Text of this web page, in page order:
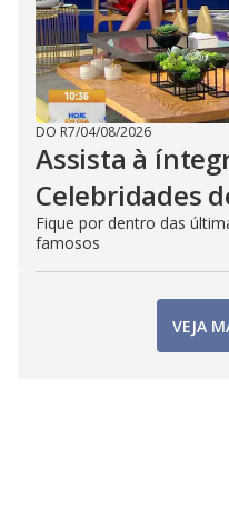
DO R7/04/08/2026
Assista à
Celebridades
Fique por dentro das
famosos
VEJA